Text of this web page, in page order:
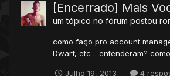
[Encerrado] Mais
um tópico no fórum postou
como faço pro account
Dwarf, etc .. entenderam?
Julho 19, 2013 4